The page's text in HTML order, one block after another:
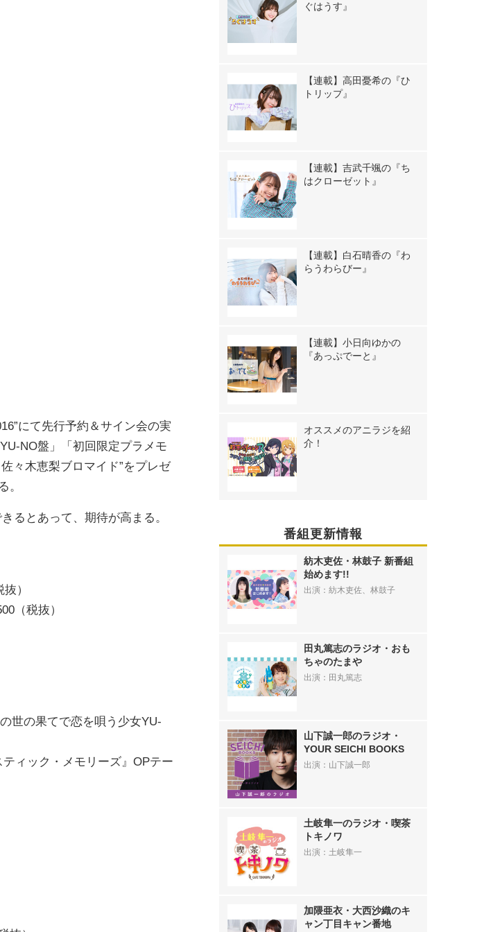
にて先行予約＆サイン会の実
NO盤」「初回限定プラメモ
々木恵梨ブロマイド”をプレゼ
。
るとあって、期待が高まる。
）
（税抜）
世の果てで恋を唄う少女YU-
ィック・メモリーズ』OPテー
ぐはうす』
【連載】高田憂希の『ひ
トリップ』
【連載】吉武千颯の『ち
はクローゼット』
【連載】白石晴香の『わ
らうわらびー』
【連載】小日向ゆかの
『あっぷでーと』
オススメのアニラジを紹
介！
番組更新情報
紡木吏佐・林鼓子 新番組
始めます!!
出演：紡木吏佐、林鼓子
田丸篤志のラジオ・おも
ちゃのたまや
出演：田丸篤志
山下誠一郎のラジオ・
YOUR SEICHI BOOKS
出演：山下誠一郎
土岐隼一のラジオ・喫茶
トキノワ
出演：土岐隼一
加隈亜衣・大西沙織のキ
ャン丁目キャン番地